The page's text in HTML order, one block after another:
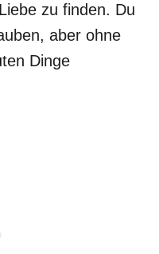
zu finden. Du
aber ohne
Dinge